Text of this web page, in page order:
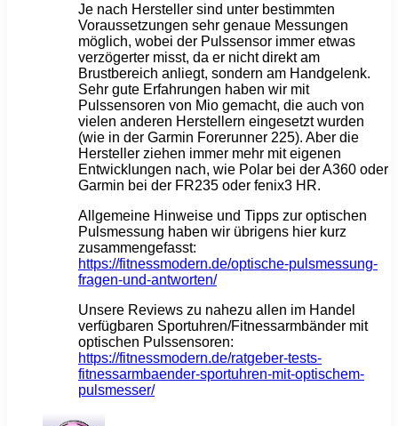
Je nach Hersteller sind unter bestimmten
Voraussetzungen sehr genaue Messungen
möglich, wobei der Pulssensor immer etwas
verzögerter misst, da er nicht direkt am
Brustbereich anliegt, sondern am Handgelenk.
Sehr gute Erfahrungen haben wir mit
Pulssensoren von Mio gemacht, die auch von
vielen anderen Herstellern eingesetzt wurden
(wie in der Garmin Forerunner 225). Aber die
Hersteller ziehen immer mehr mit eigenen
Entwicklungen nach, wie Polar bei der A360 oder
Garmin bei der FR235 oder fenix3 HR.
Allgemeine Hinweise und Tipps zur optischen
Pulsmessung haben wir übrigens hier kurz
zusammengefasst:
https://fitnessmodern.de/optische-pulsmessung-
fragen-und-antworten/
Unsere Reviews zu nahezu allen im Handel
verfügbaren Sportuhren/Fitnessarmbänder mit
optischen Pulssensoren:
https://fitnessmodern.de/ratgeber-tests-
fitnessarmbaender-sportuhren-mit-optischem-
pulsmesser/